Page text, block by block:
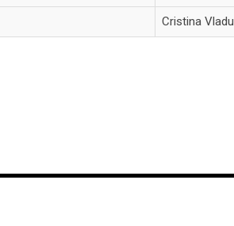
Cristina Vladu